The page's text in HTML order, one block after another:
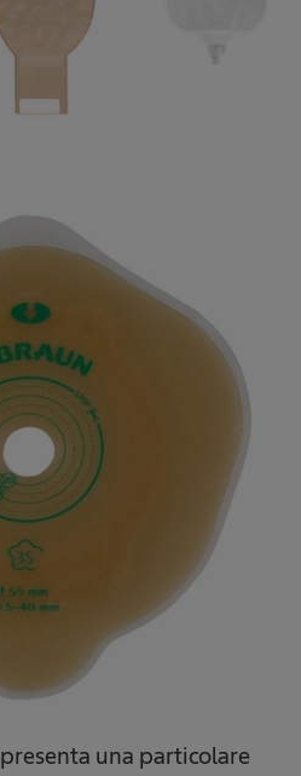
presenta una particolare